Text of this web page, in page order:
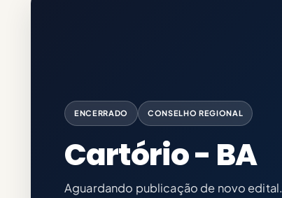
ENCERRADO CONSELHO REGIONAL
Cartório - BA
Aguardando publicação de novo edital.